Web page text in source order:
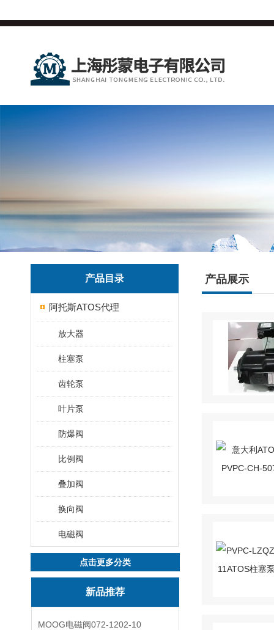
产品目录
阿托斯ATOS代理
放大器
柱塞泵
齿轮泵
叶片泵
防爆阀
比例阀
叠加阀
换向阀
电磁阀
点击更多分类
新品推荐
MOOG电磁阀072-1202-10
产品展示